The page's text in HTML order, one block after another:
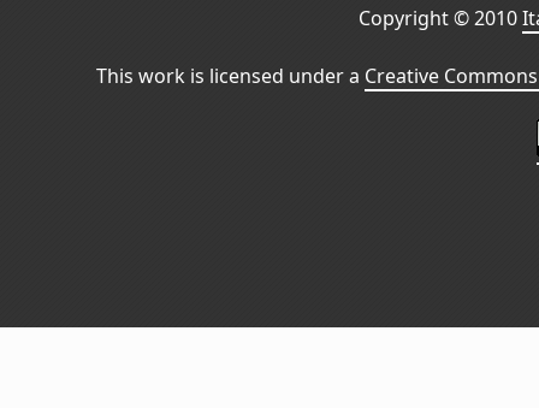
Copyright © 2010
This work is licensed under a Creative